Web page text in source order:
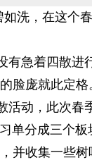
洗，在这个
急着四散进
脸庞就此定格
动，此次春
单分成三个
并收集一些